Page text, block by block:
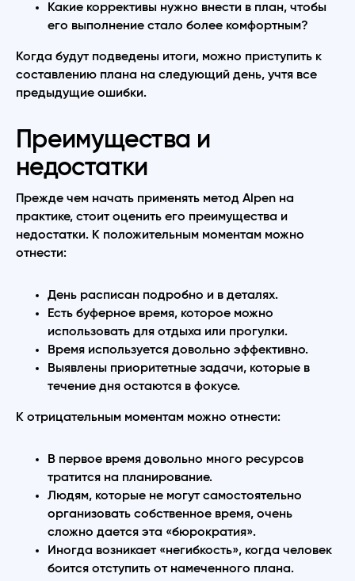
Какие коррективы нужно внести в план, чтобы
его выполнение стало более комфортным?
Когда будут подведены итоги, можно приступить к
составлению плана на следующий день, учтя все
предыдущие ошибки.
Преимущества и
недостатки
Прежде чем начать применять метод Alpen на
практике, стоит оценить его преимущества и
недостатки. К положительным моментам можно
отнести:
День расписан подробно и в деталях.
Есть буферное время, которое можно
использовать для отдыха или прогулки.
Время используется довольно эффективно.
Выявлены приоритетные задачи, которые в
течение дня остаются в фокусе.
К отрицательным моментам можно отнести:
В первое время довольно много ресурсов
тратится на планирование.
Людям, которые не могут самостоятельно
организовать собственное время, очень
сложно дается эта «бюрократия».
Иногда возникает «негибкость», когда человек
боится отступить от намеченного плана.